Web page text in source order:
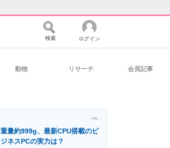
マーケ×ITの今がよく分かる
検索 ログイン
動物 リサーチ 会員記事
- PR -
重量約999g、最新CPU搭載のビ
ジネスPCの実力は？